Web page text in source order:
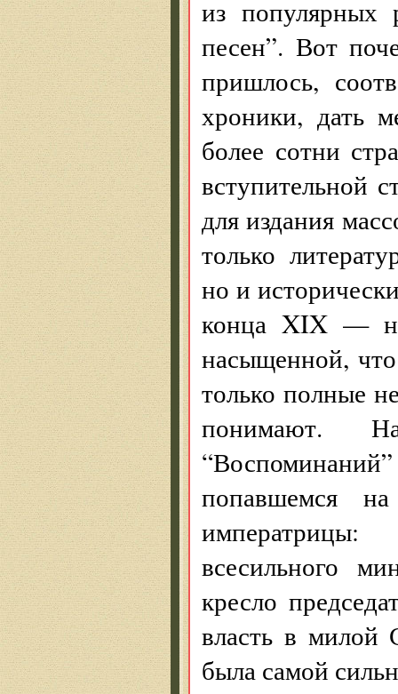
из популярных
песен”. Вот
пришлось,
хроники, дать
более сотни
вступительной
для издания
только
но и
конца XIX —
насыщенной,
только полные
понимают.
попавшемся
всесильного
кресло
власть в милой
была самой